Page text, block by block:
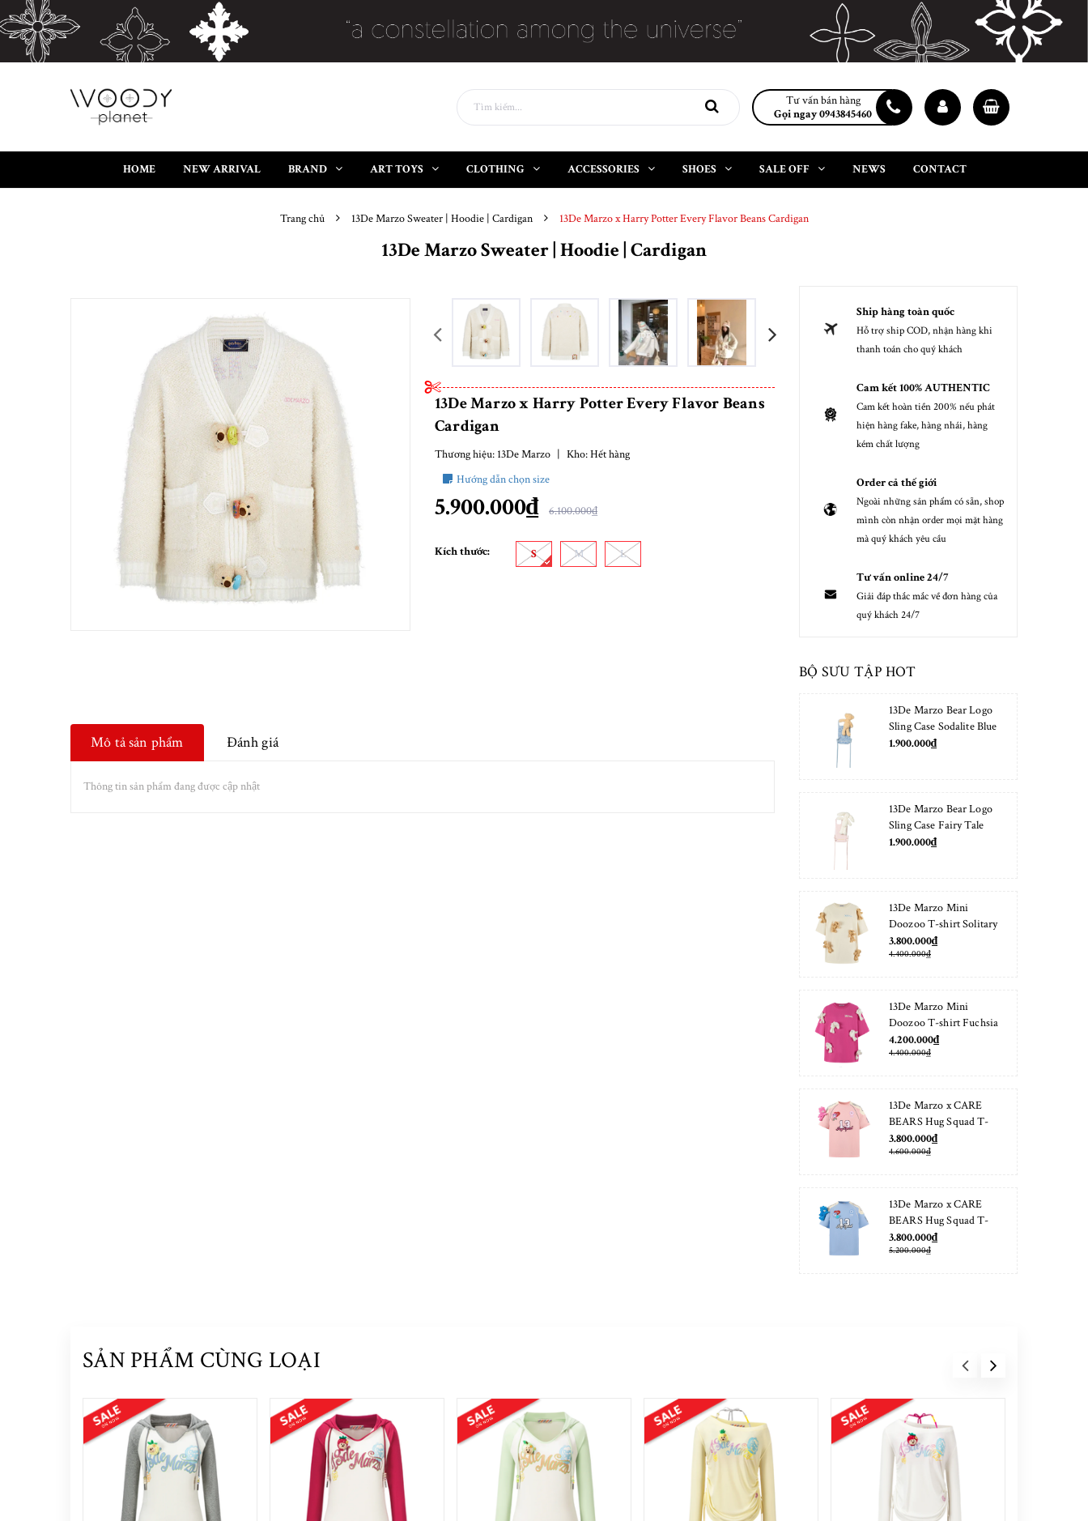
Tư vấn bán hàng
Gọi ngay 0943845460
HOME NEW ARRIVAL BRAND ART TOYS CLOTHING ACCESSORIES SHOES SALE OFF NEWS CONTACT
Trang chủ 13De Marzo Sweater | Hoodie | Cardigan 13De Marzo x Harry Potter Every Flavor Beans Cardigan
13De Marzo Sweater | Hoodie | Cardigan
prev next
13De Marzo x Harry Potter Every Flavor Beans
Cardigan
Thương hiệu: 13De Marzo | Kho:Hết hàng
Hướng dẫn chọn size
5.900.000₫ 6.100.000₫
Kích thước: S M L
Mô tả sản phẩm Đánh giá
Thông tin sản phẩm đang được cập nhật
Ship hàng toàn quốc
Hỗ trợ ship COD, nhận hàng khi
thanh toán cho quý khách
Cam kết 100% AUTHENTIC
Cam kết hoàn tiền 200% nếu phát
hiện hàng fake, hàng nhái, hàng
kém chất lượng
Order cả thế giới
Ngoài những sản phẩm có sẵn, shop
mình còn nhận order mọi mặt hàng
mà quý khách yêu cầu
Tư vấn online 24/7
Giải đáp thắc mắc về đơn hàng của
quý khách 24/7
BỘ SƯU TẬP HOT
13De Marzo Bear Logo
Sling Case Sodalite Blue
1.900.000₫
13De Marzo Bear Logo
Sling Case Fairy Tale
1.900.000₫
13De Marzo Mini
Doozoo T-shirt Solitary
Star
3.800.000₫
4.400.000₫
13De Marzo Mini
Doozoo T-shirt Fuchsia
Fedora
4.200.000₫
4.400.000₫
13De Marzo x CARE
BEARS Hug Squad T-
shirt Almond Blossom
3.800.000₫
4.600.000₫
13De Marzo x CARE
BEARS Hug Squad T-
shirt Placid Blue
3.800.000₫
5.200.000₫
SẢN PHẨM CÙNG LOẠI